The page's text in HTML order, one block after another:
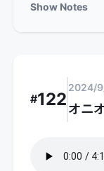
Show Notes
#122
2024/
オニ